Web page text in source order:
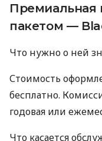
Премиальная
пакетом —
Что нужно о ней
Стоимость
бесплатно.
годовая или
Что касается